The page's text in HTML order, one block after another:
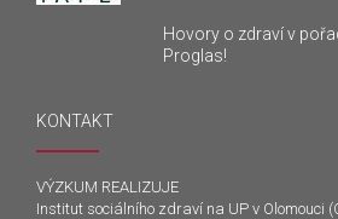
Hovory o zdraví v
Proglas!
KONTAKT
VÝZKUM REALIZUJE
Institut sociálního zdraví na UP v Olomouci